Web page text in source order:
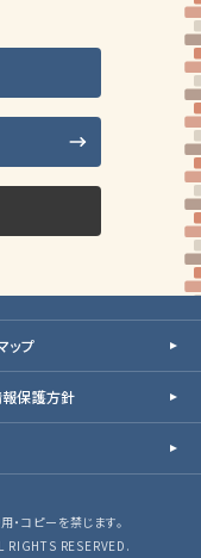
ップ
保護方針
コピーを禁じます。
RESERVED.